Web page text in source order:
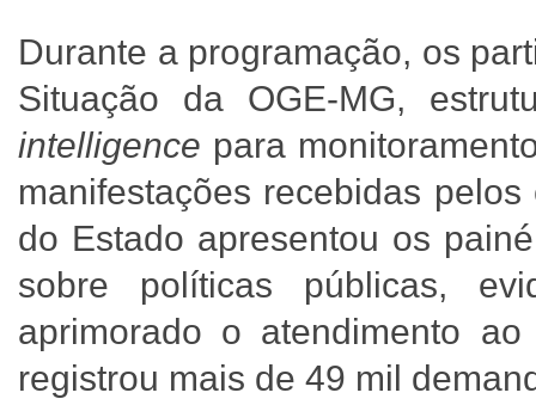
Durante a programação, os
Situação da OGE-MG,
intelligence para
manifestações recebidas
do Estado apresentou os
sobre políticas públicas,
aprimorado o atendimento
registrou mais de 49 mil